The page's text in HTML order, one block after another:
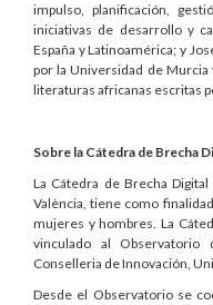
impulso, planificación,
iniciativas de desarrollo y
España y Latinoamérica; y
por la Universidad de
literaturas africanas escritas
Sobre la Cátedra de Brecha
La Cátedra de Brecha
València, tiene como
mujeres y hombres. La
vinculado al Observatorio
Conselleria de Innovación,
Desde el Observatorio se